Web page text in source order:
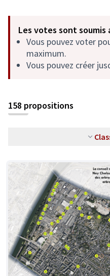
−
Les votes sont soumis
Vous pouvez voter
maximum.
Vous pouvez créer
158 propositions